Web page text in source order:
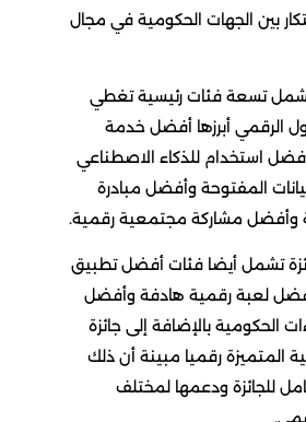
بين الجهات الحكومية في مجال
تشمل تسعة فئات رئيسية تغطي
الرقمي أبرزها أفضل خدمة
استخدام للذكاء الاصطناعي
المفتوحة وأفضل مبادرة
وأفضل مشاركة مجتمعية رقمية.
تشمل أيضا فئات أفضل تطبيق
لعبة رقمية هادفة وأفضل
الحكومية بالإضافة إلى جائزة
المتميزة رقميا مبينة أن ذلك
للجائزة ودعمها لمختلف